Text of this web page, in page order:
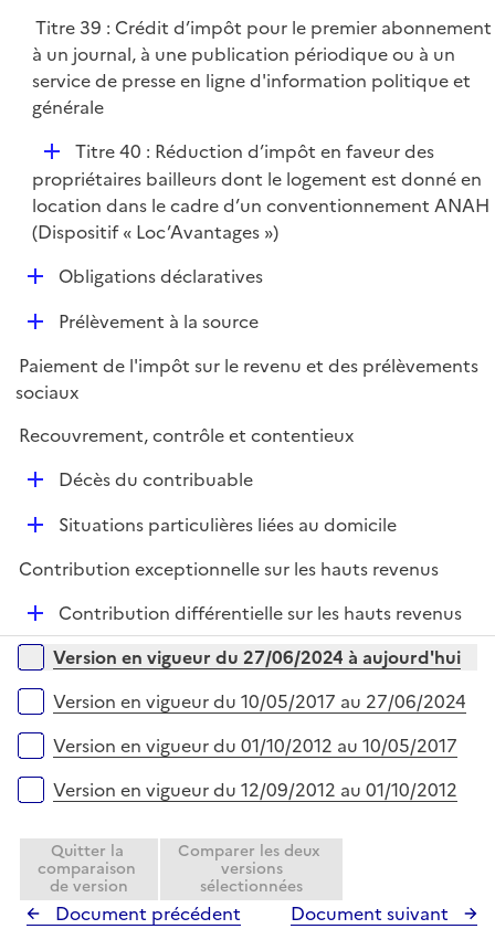
i
e
r
Titre 39 : Crédit d’impôt pour le premier abonnement
à un journal, à une publication périodique ou à un
service de presse en ligne d'information politique et
générale
D
é
p
l
e
r
Titre 40 : Réduction d’impôt en faveur des
propriétaires bailleurs dont le logement est donné en
location dans le cadre d’un conventionnement ANAH
(Dispositif « Loc’Avantages »)
D
i
e
r
Obligations déclaratives
D
p
l
i
Prélèvement à la source
Paiement de l'impôt sur le revenu et des prélèvements
sociaux
Recouvrement, contrôle et contentieux
D
i
r
Décès du contribuable
D
p
i
e
Situations particulières liées au domicile
Contribution exceptionnelle sur les hauts revenus
D
é
p
e
Contribution différentielle sur les hauts revenus
Versions sur la période
Version en vigueur du 27/06/2024 à aujourd'hui
Version en vigueur du 10/05/2017 au 27/06/2024
Version en vigueur du 01/10/2012 au 10/05/2017
Version en vigueur du 12/09/2012 au 01/10/2012
Quitter la
comparaison
de version
Comparer les deux
versions
sélectionnées
Document précédent Document suivant